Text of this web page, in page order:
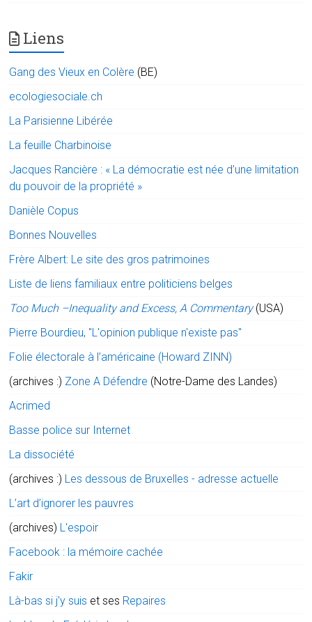
Liens
Gang des Vieux en Colère (BE)
ecologiesociale.ch
La Parisienne Libérée
La feuille Charbinoise
Jacques Rancière : « La démocratie est née d’une limitation
du pouvoir de la propriété »
Danièle Copus
Bonnes Nouvelles
Frère Albert: Le site des gros patrimoines
Liste de liens familiaux entre politiciens belges
Too Much –Inequality and Excess, A Commentary (USA)
Pierre Bourdieu, "L'opinion publique n'existe pas"
Folie électorale à l’américaine (Howard ZINN)
(archives :) Zone A Défendre (Notre-Dame des Landes)
Acrimed
Basse police sur Internet
La dissociété
(archives :) Les dessous de Bruxelles - adresse actuelle
L’art d’ignorer les pauvres
(archives) L'espoir
Facebook : la mémoire cachée
Fakir
Là-bas si j'y suis et ses Repaires